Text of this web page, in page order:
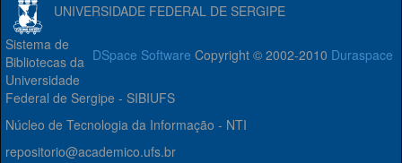
UNIVERSIDADE FEDERAL DE SERGIPE
DSpace Software Copyright © 2002-2010 Duraspace
Sistema de
Bibliotecas da
Universidade
Federal de Sergipe - SIBIUFS
Núcleo de Tecnologia da Informação - NTI
repositorio@academico.ufs.br